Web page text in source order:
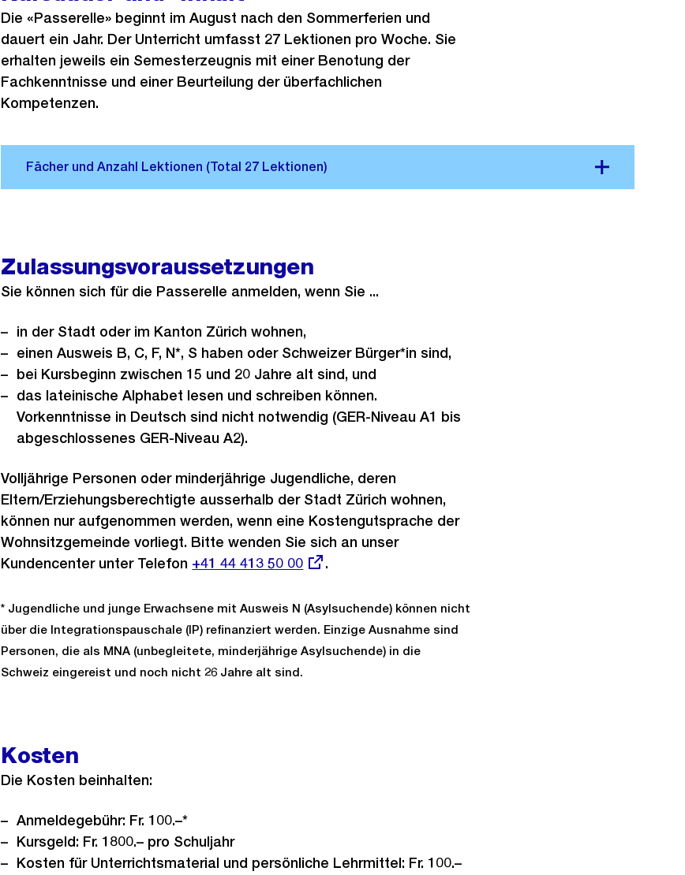
Die «Passerelle» beginnt im August nach den Sommerferien und
dauert ein Jahr. Der Unterricht umfasst 27 Lektionen pro Woche. Sie
erhalten jeweils ein Semesterzeugnis mit einer Benotung der
Fachkenntnisse und einer Beurteilung der überfachlichen
Kompetenzen.
Zulassungsvoraussetzungen
Sie können sich für die Passerelle anmelden, wenn Sie ...
in der Stadt oder im Kanton Zürich wohnen,
einen Ausweis B, C, F, N*, S haben oder Schweizer Bürger*in sind,
bei Kursbeginn zwischen 15 und 20 Jahre alt sind, und
das lateinische Alphabet lesen und schreiben können.
Vorkenntnisse in Deutsch sind nicht notwendig (GER-Niveau A1 bis
abgeschlossenes GER-Niveau A2).
Volljährige Personen oder minderjährige Jugendliche, deren
Eltern/Erziehungsberechtigte ausserhalb der Stadt Zürich wohnen,
können nur aufgenommen werden, wenn eine Kostengutsprache der
Wohnsitzgemeinde vorliegt. Bitte wenden Sie sich an unser
Kundencenter unter Telefon Externer
+41 44 413 50 00 .
* Jugendliche und junge Erwachsene mit Ausweis N (Asylsuchende) können nicht
über die Integrationspauschale (IP) refinanziert werden. Einzige Ausnahme sind
Personen, die als MNA (unbegleitete, minderjährige Asylsuchende) in die
Schweiz eingereist und noch nicht 26 Jahre alt sind.
Kosten
Die Kosten beinhalten:
Anmeldegebühr: Fr. 100.–*
Kursgeld: Fr. 1800.– pro Schuljahr
Kosten für Unterrichtsmaterial und persönliche Lehrmittel: Fr. 100.–